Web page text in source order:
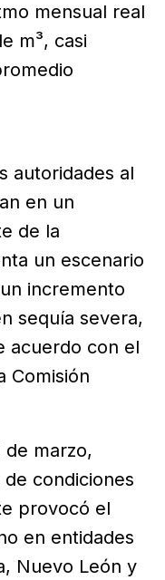
mensual real
m³, casi
autoridades al
en un
de la
un escenario
incremento
sequía severa,
acuerdo con el
Comisión
marzo,
condiciones
provocó el
en entidades
Nuevo León y